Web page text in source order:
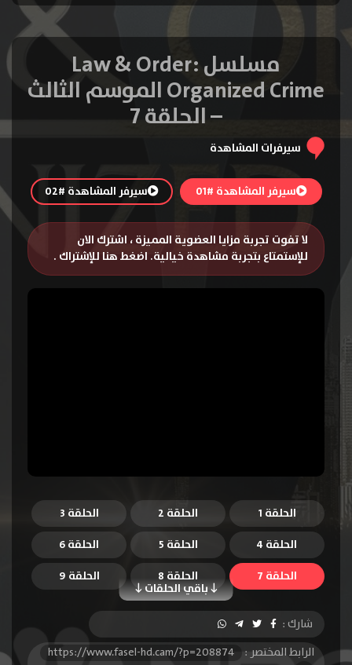
مسلسل Law & Order:
Organized Crime الموسم الثالث
– الحلقة 7
سيرفرات المشاهدة
سيرفر المشاهدة #01 سيرفر المشاهدة #02
لا تفوت تجربة مزايا العضوية المميزة ، اشترك الان
للإستمتاع بتجربة مشاهدة خيالية. اضغط هنا للإشتراك .
الحلقة 1 الحلقة 2
الحلقة 3
الحلقة 4
الحلقة 5 الحلقة 6
باقي الحلقات
الحلقة 7 الحلقة 8
الحلقة 9
الحلقة 10
الحلقة 11
الحلقة 12
الحلقة 13
الحلقة 14
الحلقة 15
شارك :
الرابط المختصر :
https://www.fasel-hd.cam/?p=208874